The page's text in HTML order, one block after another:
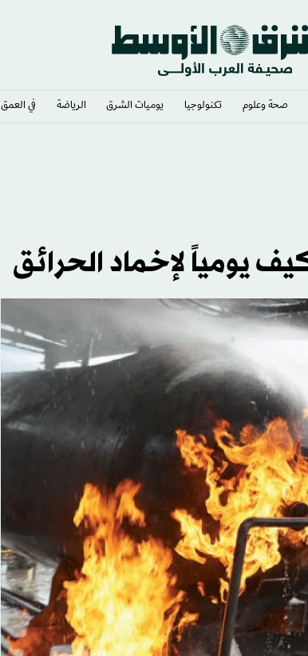
صحة وعلوم تكنولوجيا يوميات الشرق​ الرياضة في العمق
يومياً لإخماد الحرائق